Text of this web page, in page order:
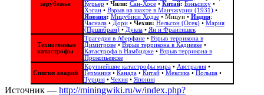
зарубежье
Курьер • Чили: Сан-Хосе• Китай: Бэньсиху•
Хэган• Взрыв на шахте в Манчжурии (1931)•
Япония: Мицубиси Ходзё• Мицуи• Индия:
Часнала• Дори• Чехия: Нельсон (Осек)• Мария
(Пршибрам)• Дукла• Ян и Франтишек
Техногенные
катастрофы
Трагедия в Аберфане• Взрыв террикона в
Димитрове• Взрыв террикона в Кадиевке•
Катастрофа в Намбидже• Взрыв террикона в
Прокопьевске
Списки аварий
Крупнейшие катастрофы мира• Австралия•
Германия• Канада• Китай• Мексика• Польша•
Турция• Чехия• Япония
Источник — http://miningwiki.ru/w/index.php?